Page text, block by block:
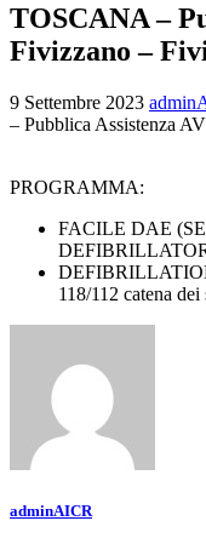
TOSCANA –
Fivizzano –
9 Settembre 2023
– Pubblica Assistenza
PROGRAMMA:
FACILE DAE
118/112 catena dei
adminAICR